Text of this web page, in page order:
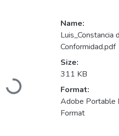
Loading...
Name:
Luis_Constancia
Conformidad.pdf
Size:
311 KB
Format:
Adobe Portable
Format